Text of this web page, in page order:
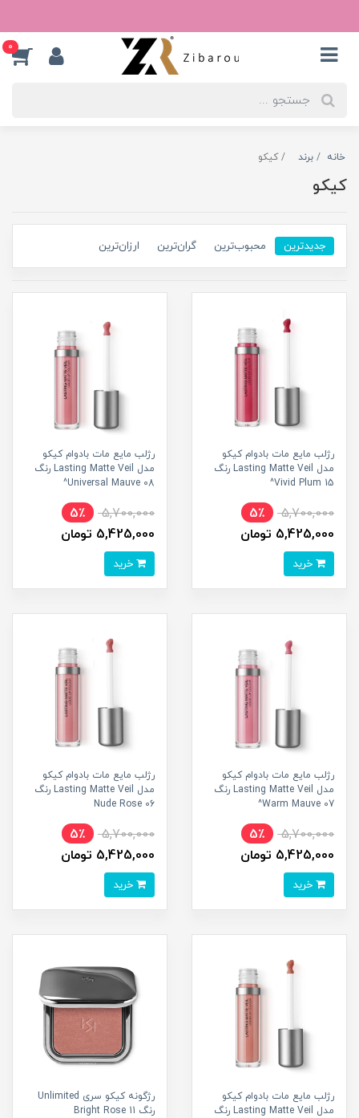
0
خانه برند کیکو
کیکو
جدیدترین محبوب‌ترین گران‌ترین ارزان‌ترین
رژلب مایع مات بادوام کیکو
مدل Lasting Matte Veil رنگ
15 Vivid Plum^
5,700,000
5٪
5,425,000 تومان
رژلب مایع مات بادوام کیکو
مدل Lasting Matte Veil رنگ
08 Universal Mauve^
5,700,000
5٪
5,425,000 تومان
رژلب مایع مات بادوام کیکو
مدل Lasting Matte Veil رنگ
07 Warm Mauve^
5,700,000
5٪
5,425,000 تومان
رژلب مایع مات بادوام کیکو
مدل Lasting Matte Veil رنگ
06 Nude Rose
5,700,000
5٪
5,425,000 تومان
رژلب مایع مات بادوام کیکو
مدل Lasting Matte Veil رنگ
رژگونه کیکو سری Unlimited
رنگ 11 Bright Rose